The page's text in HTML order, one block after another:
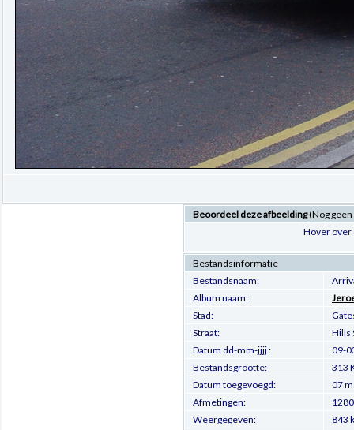
Beoordeel deze afbeelding(Nog
Hover over
Bestandsinformatie
Bestandsnaam:
Album naam:
Stad:
Straat:
Hills
Datum dd-mm-jjjj :
09-
Bestandsgrootte:
313
Datum toegevoegd:
07
Afmetingen:
Weergegeven:
843